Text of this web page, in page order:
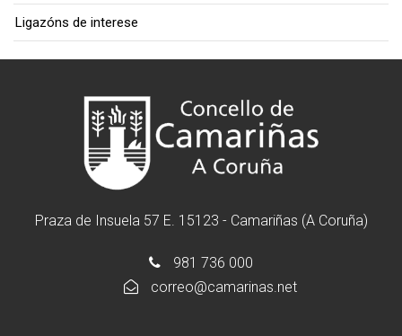
Ligazóns de interese
Praza de Insuela 57 E. 15123 - Camariñas (A Coruña)
981 736 000
correo@camarinas.net